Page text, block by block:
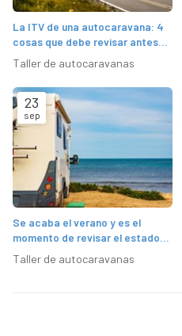
La ITV de una autocaravana: 4
cosas que debe revisar antes
de ir
Taller de autocaravanas
23
sep
Se acaba el verano y es el
momento de revisar el estado
de su autocaravana
Taller de autocaravanas